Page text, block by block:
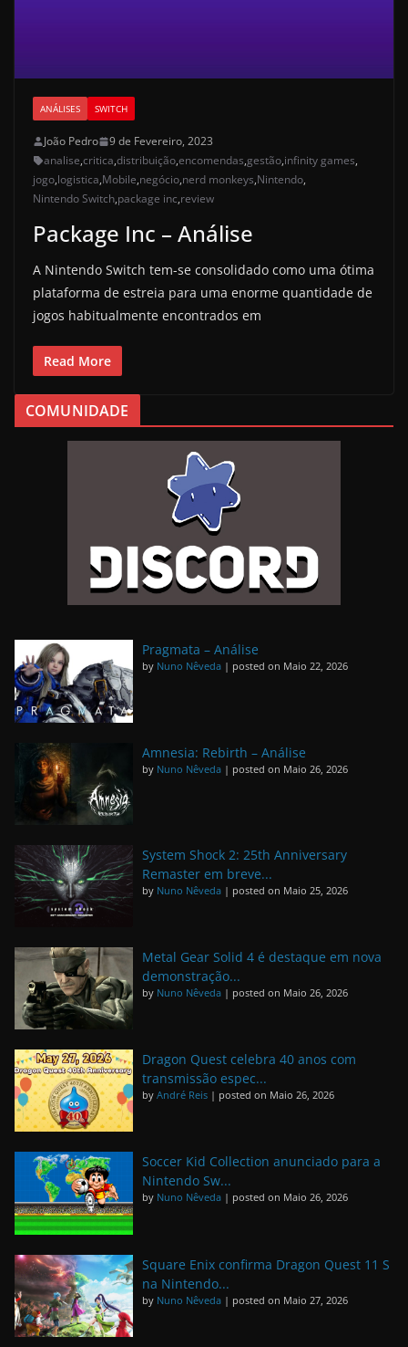
ANÁLISES SWITCH
João Pedro
9 de Fevereiro, 2023
analise,critica,distribuição,encomendas,gestão,infinity games,
jogo,logistica,Mobile,negócio,nerd monkeys,Nintendo,
Nintendo Switch,package inc,review
Package Inc – Análise
A Nintendo Switch tem-se consolidado como uma ótima
plataforma de estreia para uma enorme quantidade de
jogos habitualmente encontrados em
Read More
COMUNIDADE
Pragmata – Análise
by Nuno Nêveda | posted on Maio 22, 2026
Amnesia: Rebirth – Análise
by Nuno Nêveda | posted on Maio 26, 2026
System Shock 2: 25th Anniversary
Remaster em breve...
by Nuno Nêveda | posted on Maio 25, 2026
Metal Gear Solid 4 é destaque em nova
demonstração...
by Nuno Nêveda | posted on Maio 26, 2026
Dragon Quest celebra 40 anos com
transmissão espec...
by André Reis | posted on Maio 26, 2026
Soccer Kid Collection anunciado para a
Nintendo Sw...
by Nuno Nêveda | posted on Maio 26, 2026
Square Enix confirma Dragon Quest 11 S
na Nintendo...
by Nuno Nêveda | posted on Maio 27, 2026